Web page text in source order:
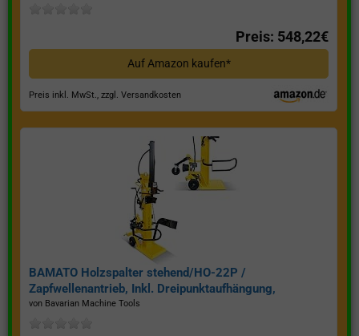
Preis: 548,22€
Auf Amazon kaufen*
Preis inkl. MwSt., zzgl. Versandkosten
BAMATO Holzspalter stehend/HO-22P /
Zapfwellenantrieb, Inkl. Dreipunktaufhängung,
Spaltkraft 22 Tonnen*
von Bavarian Machine Tools